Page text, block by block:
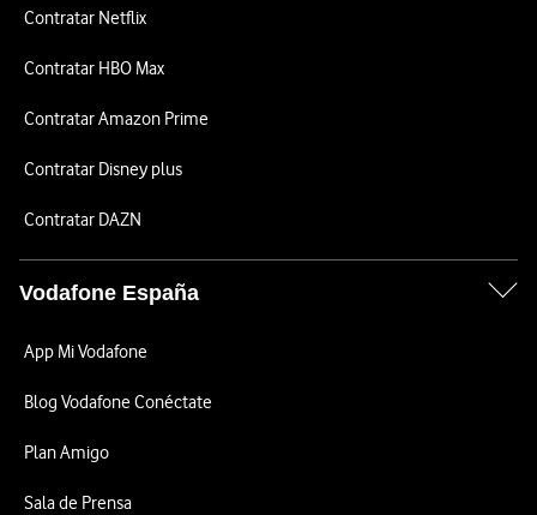
Contratar Netflix
Contratar HBO Max
Contratar Amazon Prime
Contratar Disney plus
Contratar DAZN
Vodafone España
App Mi Vodafone
Blog Vodafone Conéctate
Plan Amigo
Sala de Prensa